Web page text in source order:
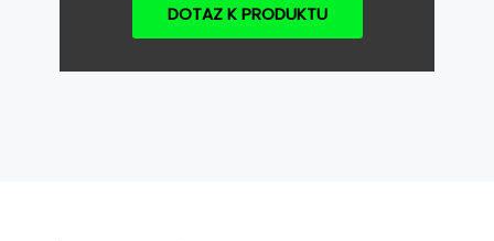
DOTAZ K PRODUKTU